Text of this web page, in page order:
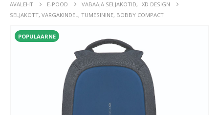
AVALEHT E-POOD VABAAJA SELJAKOTID, XD DESIGN
SELJAKOTT, VARGAKINDEL, TUMESININE, BOBBY COMPACT
POPULAARNE